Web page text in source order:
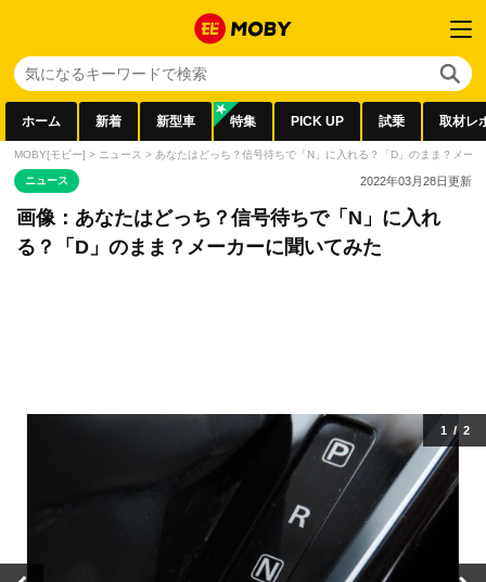
ホーム 新着 新型車 特集 PICK UP 試乗 取材レ
MOBY[モビー] > ニュース > あなたはどっち？信号待ちで「N」に入れる？「D」のまま？メー
ニュース 2022年03月28日更新
画像：あなたはどっち？信号待ちで「N」に入れ
る？「D」のまま？メーカーに聞いてみた
1 / 2